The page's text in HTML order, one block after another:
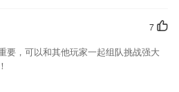
7
要，可以和其他玩家一起组队挑战强大